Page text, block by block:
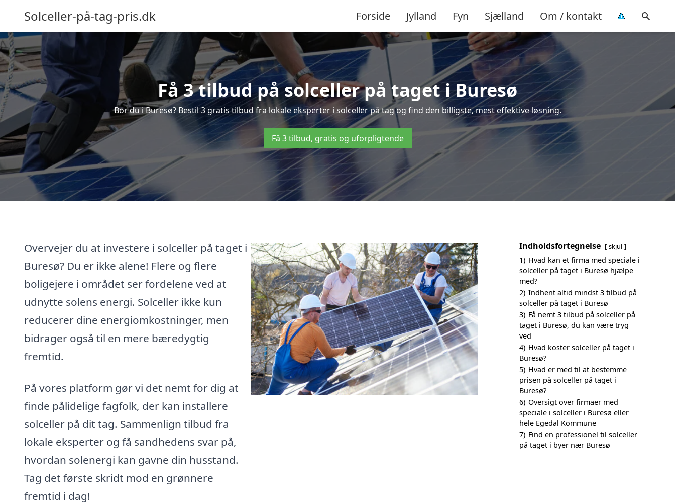
Solceller-på-tag-pris.dk Forside Jylland Fyn Sjælland Om / kontakt
Få 3 tilbud på solceller på taget i Buresø
Bor du i Buresø? Bestil 3 gratis tilbud fra lokale eksperter i solceller på tag og find den billigste, mest effektive løsning.
Få 3 tilbud, gratis og uforpligtende
Overvejer du at investere i solceller på taget i
Buresø? Du er ikke alene! Flere og flere
boligejere i området ser fordelene ved at
udnytte solens energi. Solceller ikke kun
reducerer dine energiomkostninger, men
bidrager også til en mere bæredygtig
fremtid.
På vores platform gør vi det nemt for dig at
finde pålidelige fagfolk, der kan installere
solceller på dit tag. Sammenlign tilbud fra
lokale eksperter og få sandhedens svar på,
hvordan solenergi kan gavne din husstand.
Tag det første skridt mod en grønnere
fremtid i dag!
Indholdsfortegnelse skjul
1) Hvad kan et firma med speciale i
solceller på taget i Buresø hjælpe
med?
2) Indhent altid mindst 3 tilbud på
solceller på taget i Buresø
3) Få nemt 3 tilbud på solceller på
taget i Buresø, du kan være tryg
ved
4) Hvad koster solceller på taget i
Buresø?
5) Hvad er med til at bestemme
prisen på solceller på taget i
Buresø?
6) Oversigt over firmaer med
speciale i solceller i Buresø eller
hele Egedal Kommune
7) Find en professionel til solceller
på taget i byer nær Buresø